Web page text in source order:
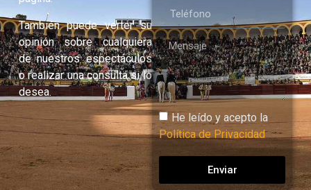
También puede verter su
opinión sobre cualquiera
de nuestros espectáculos
o realizar una consulta si lo
desea.
He leído y acepto la
Política de Privacidad
Enviar